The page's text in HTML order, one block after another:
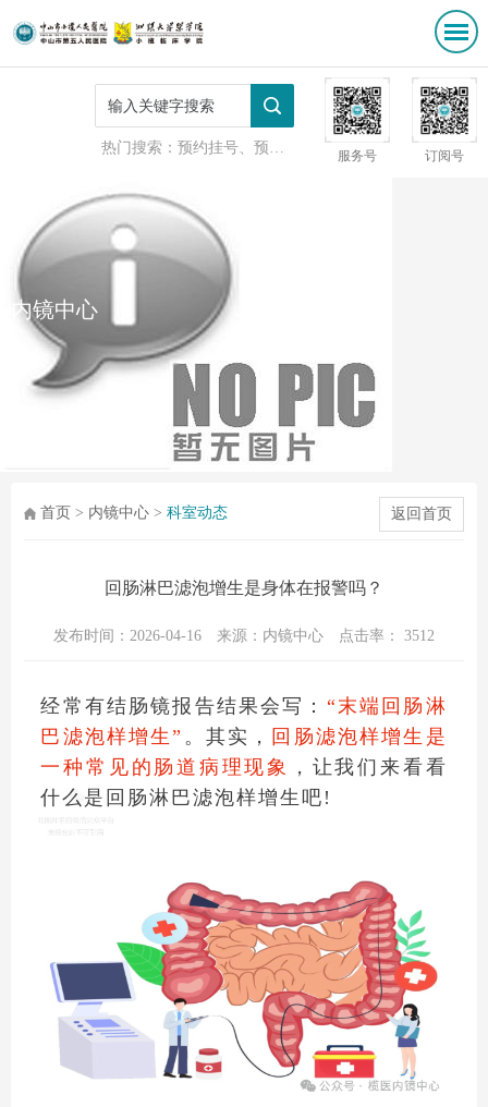
热门搜索：预约挂号、预防接种 服务号 订阅号
内镜中心
返回首页
首页 > 内镜中心 >科室动态
回肠淋巴滤泡增生是身体在报警吗？
发布时间：2026-04-16 来源：内镜中心 点击率： 3512
经常有结肠镜报告结果会写： “末端回肠淋
巴滤泡样增生” 。其实，
回肠滤泡样增生是
一种常见的肠道病理现象 ，让我们来看看
什么是回肠淋巴滤泡样增生吧!